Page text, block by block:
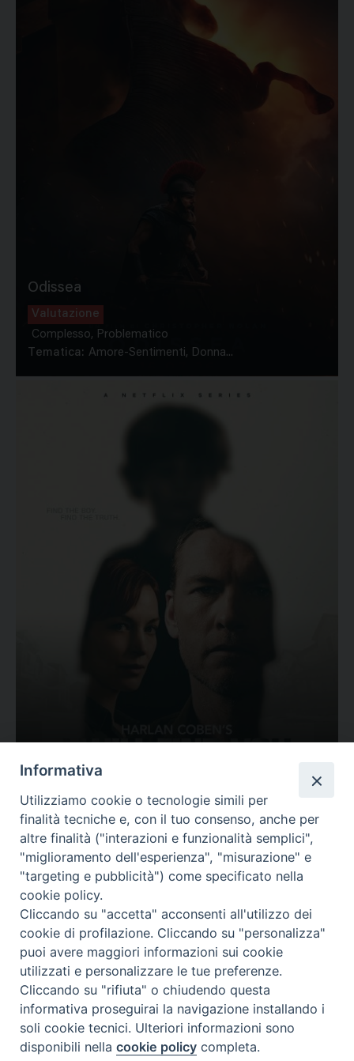
Odissea
Valutazione
Complesso, Problematico
Tematica: Amore-Sentimenti, Donna...
Valutazione
Complesso, Problematico
Tematica: Amore-Sentimenti, Carcere...
Contatti & Info
C.ne Aurelia, 50 – 00165 Roma
Contatti
Informativa
Utilizziamo cookie o tecnologie simili per
finalità tecniche e, con il tuo consenso, anche per
altre finalità ("interazioni e funzionalità semplici",
"miglioramento dell'esperienza", "misurazione" e
"targeting e pubblicità") come specificato nella
cookie policy.
Cliccando su "accetta" acconsenti all'utilizzo dei
cookie di profilazione. Cliccando su "personalizza"
puoi avere maggiori informazioni sui cookie
utilizzati e personalizzare le tue preferenze.
Cliccando su "rifiuta" o chiudendo questa
informativa proseguirai la navigazione installando i
soli cookie tecnici. Ulteriori informazioni sono
disponibili nellacookie policy completa.